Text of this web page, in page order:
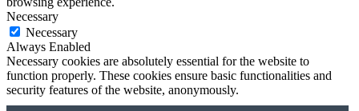
Necessary
Necessary
Always Enabled
Necessary cookies are absolutely essential for the website to
function properly. These cookies ensure basic functionalities and
security features of the website, anonymously.